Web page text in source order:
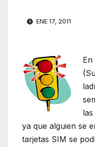
ENE 17, 2011
ya que alguien se
tarjetas SIM se